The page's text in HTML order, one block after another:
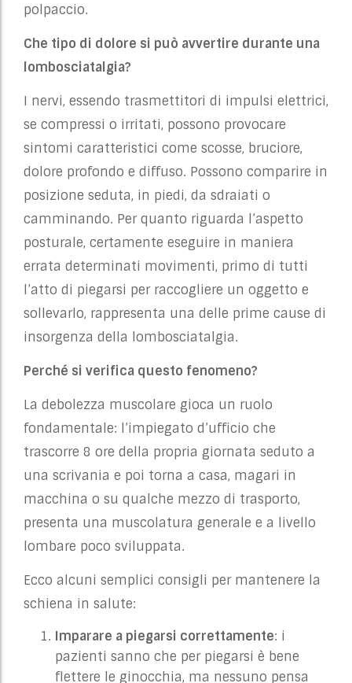
polpaccio.
Che tipo di dolore si può avvertire durante una
lombosciatalgia?
I nervi, essendo trasmettitori di impulsi elettrici,
se compressi o irritati, possono provocare
sintomi caratteristici come scosse, bruciore,
dolore profondo e diffuso. Possono comparire in
posizione seduta, in piedi, da sdraiati o
camminando. Per quanto riguarda l’aspetto
posturale, certamente eseguire in maniera
errata determinati movimenti, primo di tutti
l’atto di piegarsi per raccogliere un oggetto e
sollevarlo, rappresenta una delle prime cause di
insorgenza della lombosciatalgia.
Perché si verifica questo fenomeno?
La debolezza muscolare gioca un ruolo
fondamentale: l’impiegato d’ufficio che
trascorre 8 ore della propria giornata seduto a
una scrivania e poi torna a casa, magari in
macchina o su qualche mezzo di trasporto,
presenta una muscolatura generale e a livello
lombare poco sviluppata.
Ecco alcuni semplici consigli per mantenere la
schiena in salute:
Imparare a piegarsi correttamente: i
pazienti sanno che per piegarsi è bene
flettere le ginocchia, ma nessuno pensa